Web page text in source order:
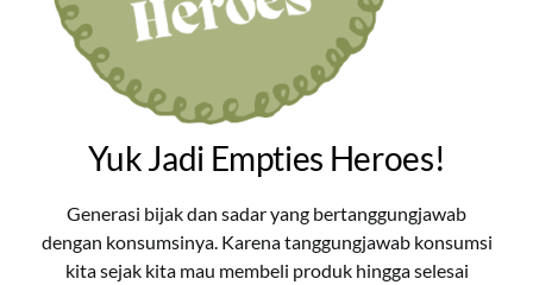
Yuk Jadi Empties Heroes!
Generasi bijak dan sadar yang bertanggungjawab
dengan konsumsinya. Karena tanggungjawab konsumsi
kita sejak kita mau membeli produk hingga selesai